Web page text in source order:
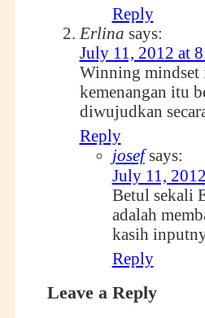
Reply
Erlina says:
July 11, 2012 at
Winning
kemenangan itu
diwujudkan
Reply
josef says:
July 11,
Betul sekali
adalah
kasih
Reply
Leave a Reply